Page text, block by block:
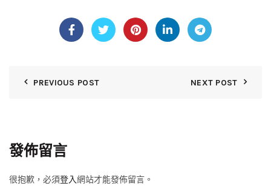
PREVIOUS POST NEXT POST
發佈留言
很抱歉，必須登入網站才能發佈留言。